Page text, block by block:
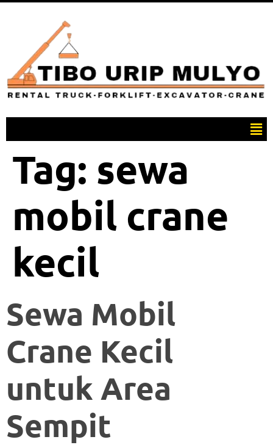
Tag: sewa
mobil crane
kecil
Sewa Mobil
Crane Kecil
untuk Area
Sempit